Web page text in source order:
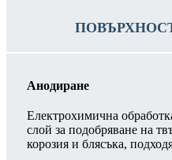
Анодиране
Електрохимична
слой за подобряване на
корозия и блясъка,